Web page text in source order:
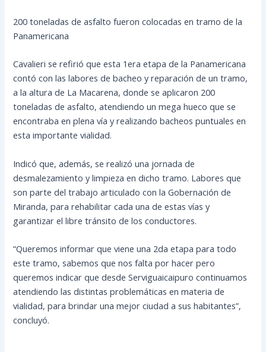
200 toneladas de asfalto fueron colocadas en tramo de la
Panamericana
Cavalieri se refirió que esta 1era etapa de la Panamericana
contó con las labores de bacheo y reparación de un tramo,
a la altura de La Macarena, donde se aplicaron 200
toneladas de asfalto, atendiendo un mega hueco que se
encontraba en plena vía y realizando bacheos puntuales en
esta importante vialidad.
Indicó que, además, se realizó una jornada de
desmalezamiento y limpieza en dicho tramo. Labores que
son parte del trabajo articulado con la Gobernación de
Miranda, para rehabilitar cada una de estas vías y
garantizar el libre tránsito de los conductores.
“Queremos informar que viene una 2da etapa para todo
este tramo, sabemos que nos falta por hacer pero
queremos indicar que desde Serviguaicaipuro continuamos
atendiendo las distintas problemáticas en materia de
vialidad, para brindar una mejor ciudad a sus habitantes”,
concluyó.